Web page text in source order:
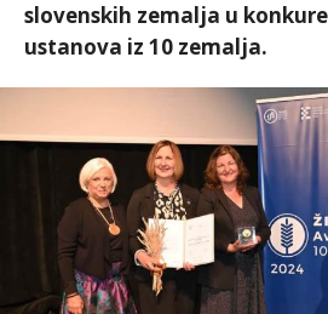
slovenskih zemalja u
ustanova iz 10 zemalja.